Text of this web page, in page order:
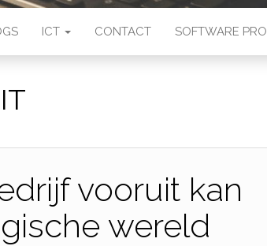
ICT CONTACT SOFTWARE PRO
IT
vooruit kan
wereld